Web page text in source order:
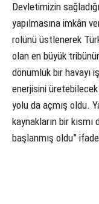
Devletimizin
yapılmasına imkân
rolünü üstlenerek
olan en büyük
dönümlük bir havayı
enerjisini
yolu da açmış oldu.
kaynakların bir
başlanmış oldu”